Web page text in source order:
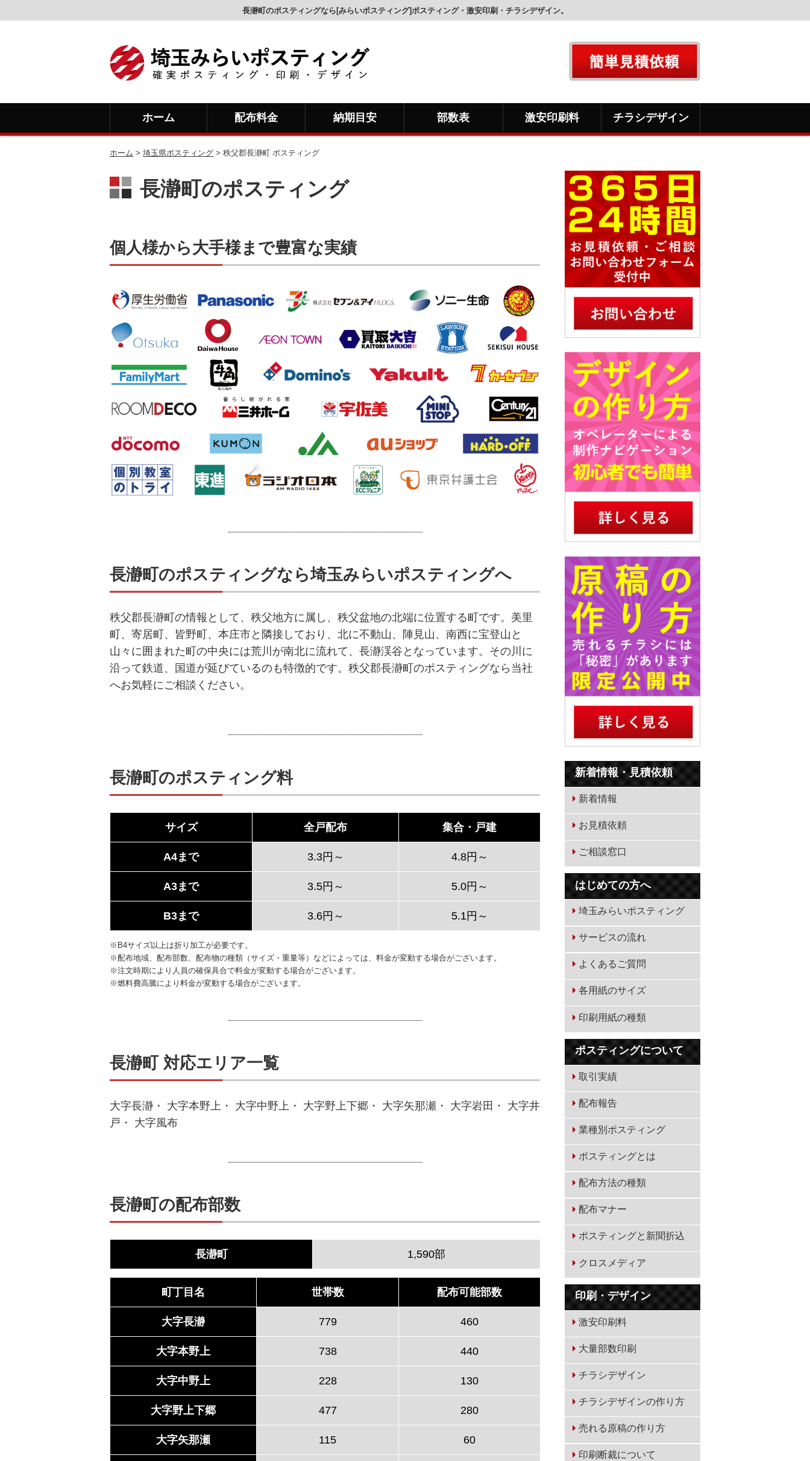
長瀞町のポスティングなら[みらいポスティング]ポスティング・激安印刷・チラシデザイン。
ホーム 配布料金 納期目安 部数表 激安印刷料 チラシデザイン
ホーム > 埼玉県ポスティング > 秩父郡長瀞町 ポスティング
長瀞町のポスティング
個人様から大手様まで豊富な実績
長瀞町のポスティングなら埼玉みらいポスティングへ
秩父郡長瀞町の情報として、秩父地方に属し、秩父盆地の北端に位置する町です。美里
町、寄居町、皆野町、本庄市と隣接しており、北に不動山、陣見山、南西に宝登山と
山々に囲まれた町の中央には荒川が南北に流れて、長瀞渓谷となっています。その川に
沿って鉄道、国道が延びているのも特徴的です。秩父郡長瀞町のポスティングなら当社
へお気軽にご相談ください。
長瀞町のポスティング料
サイズ 全戸配布 集合・戸建
A4まで 3.3円～ 4.8円～
A3まで 3.5円～ 5.0円～
B3まで 3.6円～ 5.1円～
※B4サイズ以上は折り加工が必要です。
※配布地域、配布部数、配布物の種類（サイズ・重量等）などによっては、料金が変動する場合がございます。
※注文時期により人員の確保具合で料金が変動する場合がございます。
※燃料費高騰により料金が変動する場合がございます。
長瀞町 対応エリア一覧
大字長瀞・ 大字本野上・ 大字中野上・ 大字野上下郷・ 大字矢那瀬・ 大字岩田・ 大字井
戸・ 大字風布
長瀞町の配布部数
長瀞町 1,590部
町丁目名 世帯数 配布可能部数
大字長瀞 779 460
大字本野上 738 440
大字中野上 228 130
大字野上下郷 477 280
大字矢那瀬 115 60
新着情報・見積依頼
新着情報
お見積依頼
ご相談窓口
はじめての方へ
埼玉みらいポスティング
サービスの流れ
よくあるご質問
各用紙のサイズ
印刷用紙の種類
ポスティングについて
取引実績
配布報告
業種別ポスティング
ポスティングとは
配布方法の種類
配布マナー
ポスティングと新聞折込
クロスメディア
印刷・デザイン
激安印刷料
大量部数印刷
チラシデザイン
チラシデザインの作り方
売れる原稿の作り方
印刷断裁について